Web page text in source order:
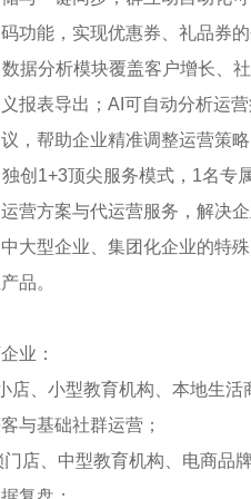
功能，实现优惠券、礼品券
据分析模块覆盖客户增长、
报表导出；AI可自动分析运
，帮助企业精准调整运营策略
创1+3顶尖服务模式，1名专
营方案与代运营服务，解决
大型企业、集团化企业的特
品。
业：
店、小型教育机构、本地生
与基础社群运营；
店、中型教育机构、电商品